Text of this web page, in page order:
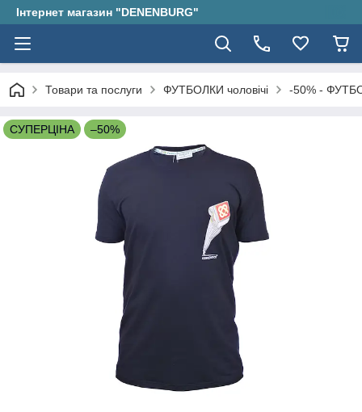
Інтернет магазин "DENENBURG"
Товари та послуги ФУТБОЛКИ чоловічі -50% -
СУПЕРЦІНА –50%